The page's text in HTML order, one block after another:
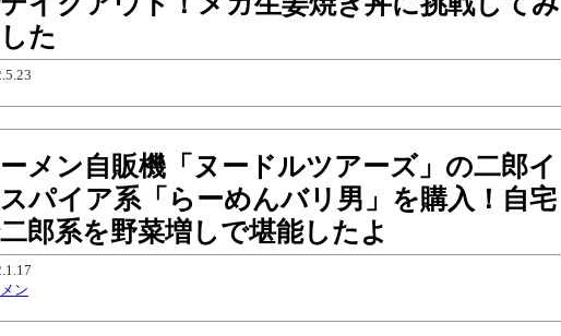
た
メン自販機「ヌードルツアーズ」の二郎イ
パイア系「らーめんバリ男」を購入！自宅
郎系を野菜増しで堪能したよ
ン